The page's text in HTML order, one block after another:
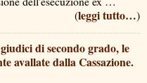
(leggi tutto…)
di secondo grado, le
avallate dalla Cassazione.